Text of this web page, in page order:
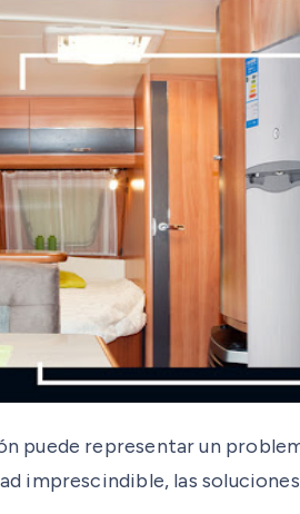
puede representar un
imprescindible, las